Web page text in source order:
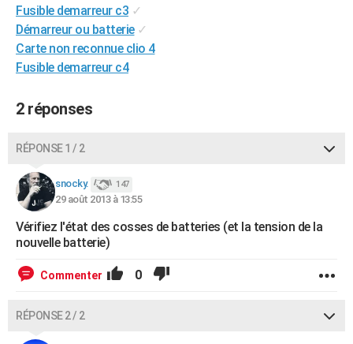
CARTE DE VOEUX
Carte de Noël
Carte Bonne année
Carte Saint-Valentin
Carte Pâques
Carte d'anniversaire
DICTIONNAIRE
Dictionnaire
Biographies
Citations
Expressions
Proverbes
PROGRAMME TV
COPAINS D'AVANT
FORUM
Bricolage
Lifestyle
Culture
Sport
Auto
Television
Voyage
Cinema
Fusible demarreur c3 ✓
Démarreur ou batterie ✓
Carte non reconnue clio 4
Fusible demarreur c4
2 réponses
RÉPONSE 1 / 2
snocky. 147
29 août 2013 à 13:55
Vérifiez l'état des cosses de batteries (et la tension de la
nouvelle batterie)
Commenter 0
RÉPONSE 2 / 2